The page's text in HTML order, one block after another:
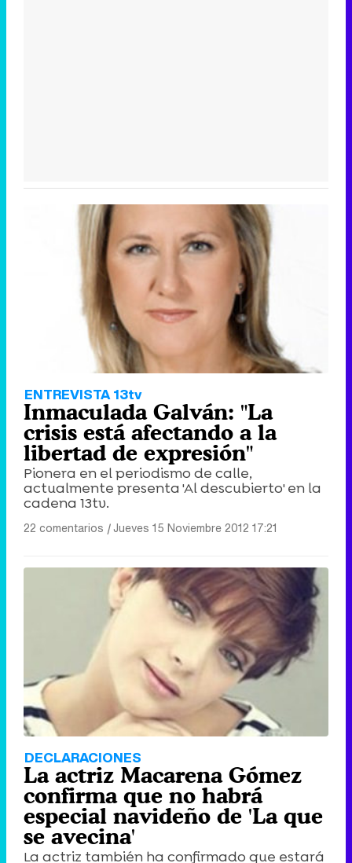
ENTREVISTA 13tv
Inmaculada Galván: "La
crisis está afectando a la
libertad de expresión"
Pionera en el periodismo de calle,
actualmente presenta 'Al descubierto' en la
cadena 13tv.
22 comentarios |Jueves 15 Noviembre 2012 17:21
DECLARACIONES
La actriz Macarena Gómez
confirma que no habrá
especial navideño de 'La que
se avecina'
La actriz también ha confirmado que estará